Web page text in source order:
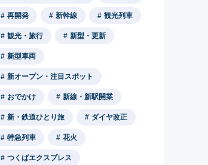
再開発 新幹線 観光列車
観光・旅行 新型・更新
新型車両
新オープン・注目スポット
おでかけ 新線・新駅開業
新・鉄道ひとり旅 ダイヤ改正
特急列車 花火
つくばエクスプレス